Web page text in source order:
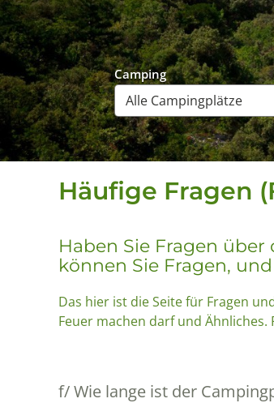
Camping
Häufige Fragen
Haben Sie Fragen
können Sie Fragen,
Das hier ist die Seite für Fragen
Feuer machen darf und Ähnliches.
f/Wie lange ist der